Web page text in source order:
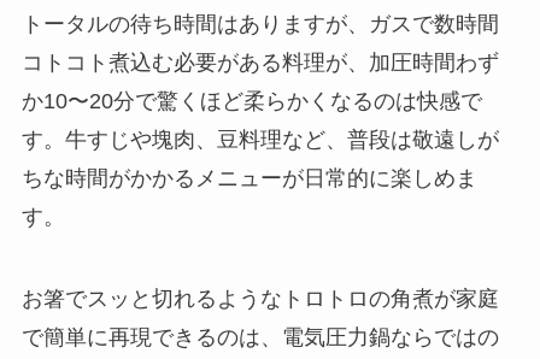
トータルの待ち時間はありますが、ガスで数時間
コトコト煮込む必要がある料理が、加圧時間わず
か10〜20分で驚くほど柔らかくなるのは快感で
す。牛すじや塊肉、豆料理など、普段は敬遠しが
ちな時間がかかるメニューが日常的に楽しめま
す。
お箸でスッと切れるようなトロトロの角煮が家庭
で簡単に再現できるのは、電気圧力鍋ならではの